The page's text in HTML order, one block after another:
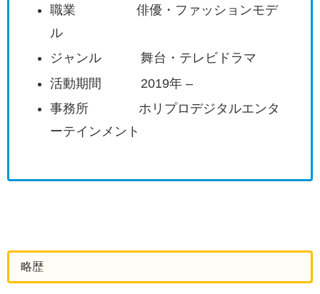
職業 俳優・ファッションモデ
ル
ジャンル 舞台・テレビドラマ
活動期間 2019年 –
事務所 ホリプロデジタルエンタ
ーテインメント
略歴